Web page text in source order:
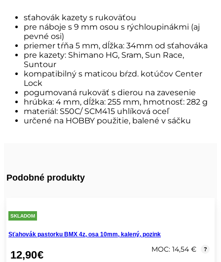
sťahovák kazety s rukoväťou
pre náboje s 9 mm osou s rýchloupinákmi (aj
pevné osi)
priemer tŕňa 5 mm, dĺžka: 34mm od sťahováka
pre kazety: Shimano HG, Sram, Sun Race,
Suntour
kompatibilný s maticou bŕzd. kotúčov Center
Lock
pogumovaná rukoväť s dierou na zavesenie
hrúbka: 4 mm, dĺžka: 255 mm, hmotnosť: 282 g
materiál: S50C/ SCM415 uhlíková oceľ
určené na HOBBY použitie, balené v sáčku
Podobné produkty
SKLADOM
Sťahovák pastorku BMX 4z, osa 10mm, kalený, pozink
12,90€ MOC: 14,54 € ?